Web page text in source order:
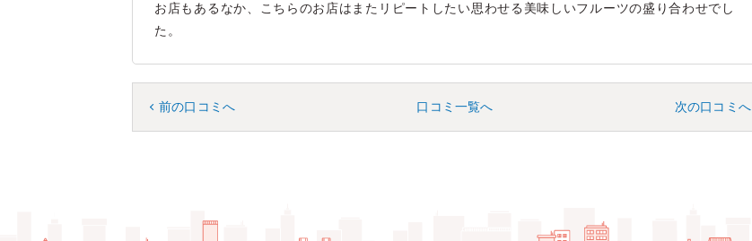
お店もあるなか、こちらのお店はまたリピートしたい思わせる美味しいフルーツの盛り合わせでし
た。
前の口コミへ 口コミ一覧へ 次の口コミへ